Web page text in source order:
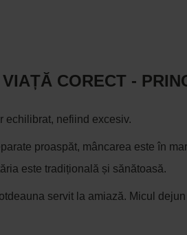
CORECT -
echilibrat, nefiind excesiv.
proaspăt, mâncarea este în
este tradițională și sănătoasă.
servit la amiază. Micul